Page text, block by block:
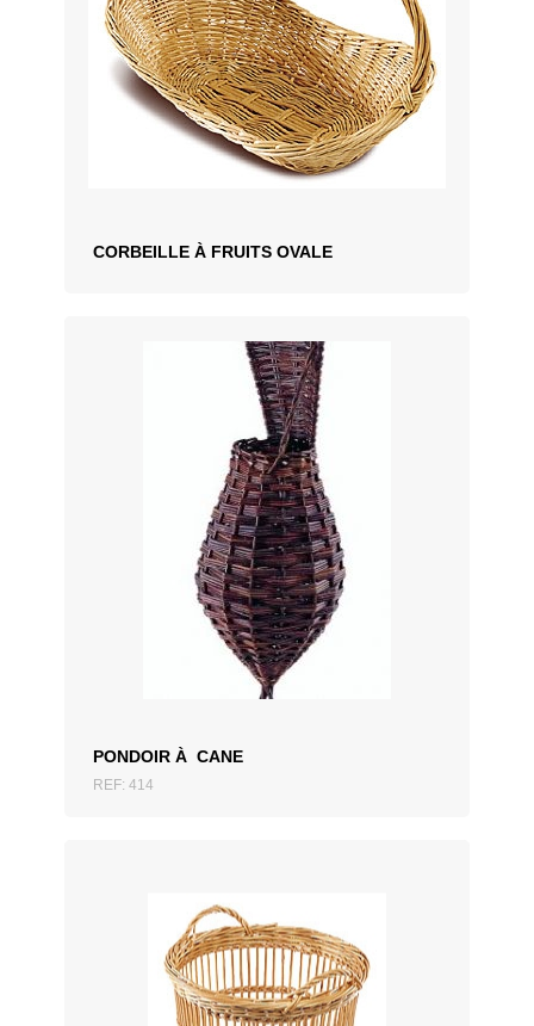
CORBEILLE À FRUITS OVALE
PONDOIR À CANE
REF: 414
AJOUTER AU DEVIS